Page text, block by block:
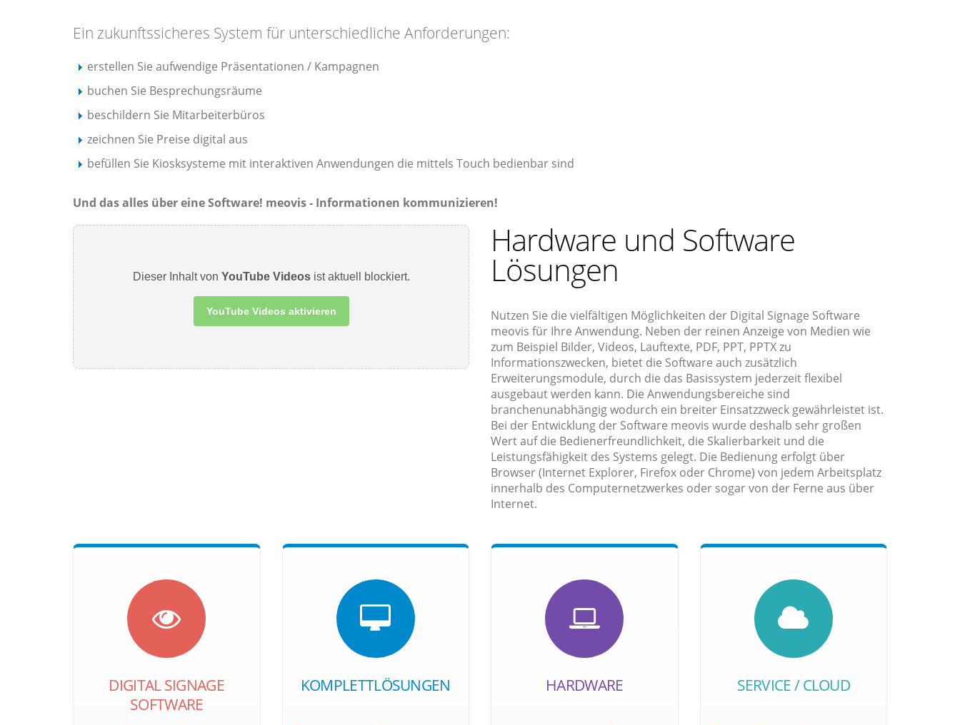
Ein zukunftssicheres System für unterschiedliche Anforderungen:
erstellen Sie aufwendige Präsentationen / Kampagnen
buchen Sie Besprechungsräume
beschildern Sie Mitarbeiterbüros
zeichnen Sie Preise digital aus
befüllen Sie Kiosksysteme mit interaktiven Anwendungen die mittels Touch bedienbar sind
Und das alles über eine Software! meovis - Informationen kommunizieren!
Dieser Inhalt von YouTube Videosist aktuell blockiert.
YouTube Videos aktivieren
Hardware und Software
Lösungen
Nutzen Sie die vielfältigen Möglichkeiten der Digital Signage Software
meovis für Ihre Anwendung. Neben der reinen Anzeige von Medien wie
zum Beispiel Bilder, Videos, Lauftexte, PDF, PPT, PPTX zu
Informationszwecken, bietet die Software auch zusätzlich
Erweiterungsmodule, durch die das Basissystem jederzeit flexibel
ausgebaut werden kann. Die Anwendungsbereiche sind
branchenunabhängig wodurch ein breiter Einsatzzweck gewährleistet ist.
Bei der Entwicklung der Software meovis wurde deshalb sehr großen
Wert auf die Bedienerfreundlichkeit, die Skalierbarkeit und die
Leistungsfähigkeit des Systems gelegt. Die Bedienung erfolgt über
Browser (Internet Explorer, Firefox oder Chrome) von jedem Arbeitsplatz
innerhalb des Computernetzwerkes oder sogar von der Ferne aus über
Internet.
DIGITAL SIGNAGE
SOFTWARE
KOMPLETTLÖSUNGEN HARDWARE SERVICE / CLOUD